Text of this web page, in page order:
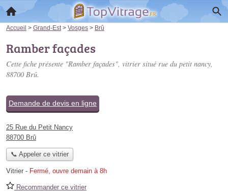
Accueil > Grand-Est > Vosges > Brû
Ramber façades
Cette fiche présente "Ramber façades", vitrier situé rue du petit nancy,
88700 Brû.
Demande de devis en ligne
25 Rue du Petit Nancy
88700 Brû
📞 Appeler ce vitrier
Vitrier - Fermé, ouvre demain à 8h
Recommander ce vitrier